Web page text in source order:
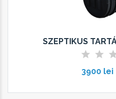
SZEPTIKUS
3900 lei